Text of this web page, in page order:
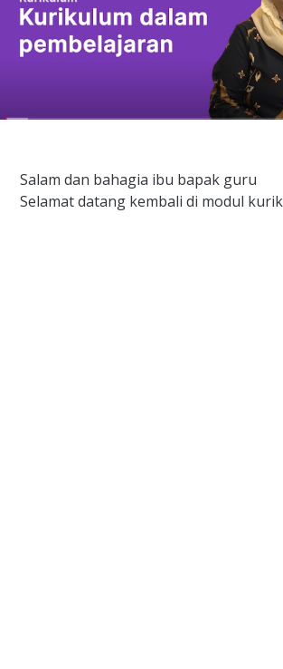
Salam dan bahagia ibu bapak guru
Selamat datang kembali di modul